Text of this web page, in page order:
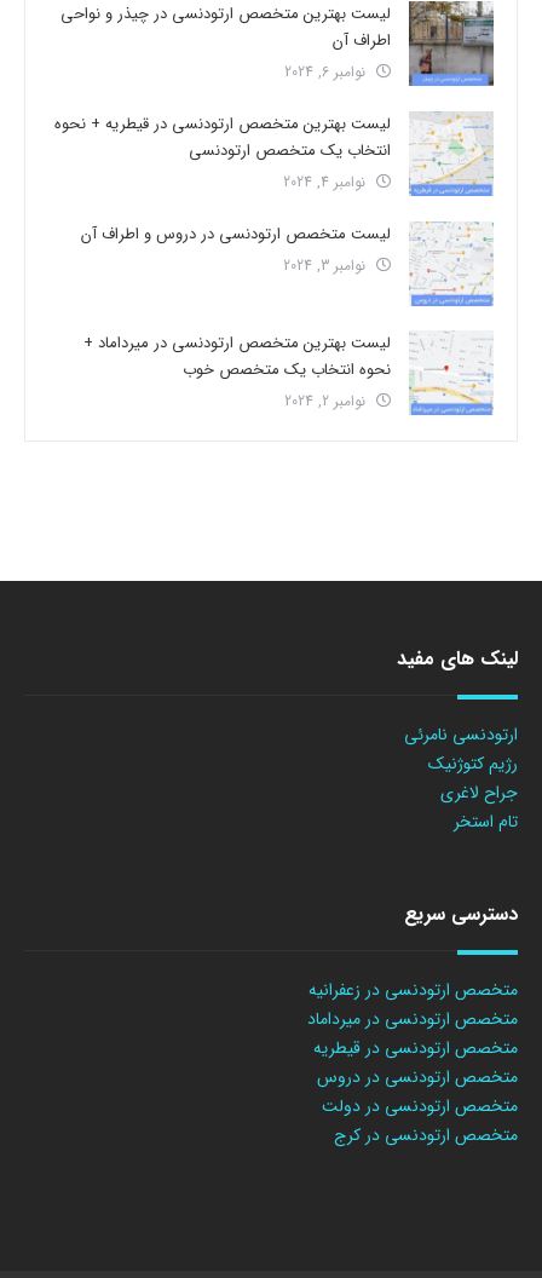
لیست بهترین متخصص ارتودنسی در چیذر و نواحی
اطراف آن
نوامبر 6, 2024
لیست بهترین متخصص ارتودنسی در قیطریه + نحوه
انتخاب یک متخصص ارتودنسی
نوامبر 4, 2024
لیست متخصص ارتودنسی در دروس و اطراف آن
نوامبر 3, 2024
لیست بهترین متخصص ارتودنسی در میرداماد +
نحوه انتخاب یک متخصص خوب
نوامبر 2, 2024
لینک های مفید
ارتودنسی نامرئی
رژیم کتوژنیک
جراح لاغری
تام استخر
دسترسی سریع
متخصص ارتودنسی در زعفرانیه
متخصص ارتودنسی در میرداماد
متخصص ارتودنسی در قیطریه
متخصص ارتودنسی در دروس
متخصص ارتودنسی در دولت
متخصص ارتودنسی در کرج